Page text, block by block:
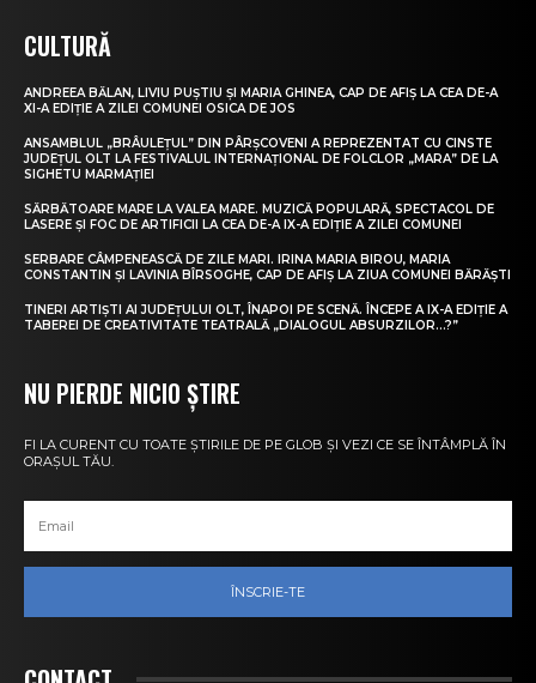
CULTURĂ
ANDREEA BĂLAN, LIVIU PUȘTIU ȘI MARIA GHINEA, CAP DE AFIȘ LA CEA DE-A
XI-A EDIȚIE A ZILEI COMUNEI OSICA DE JOS
ANSAMBLUL „BRÂULEȚUL” DIN PÂRȘCOVENI A REPREZENTAT CU CINSTE
JUDEȚUL OLT LA FESTIVALUL INTERNAȚIONAL DE FOLCLOR „MARA” DE LA
SIGHETU MARMAȚIEI
SĂRBĂTOARE MARE LA VALEA MARE. MUZICĂ POPULARĂ, SPECTACOL DE
LASERE ȘI FOC DE ARTIFICII LA CEA DE-A IX-A EDIȚIE A ZILEI COMUNEI
SERBARE CÂMPENEASCĂ DE ZILE MARI. IRINA MARIA BIROU, MARIA
CONSTANTIN ȘI LAVINIA BÎRSOGHE, CAP DE AFIȘ LA ZIUA COMUNEI BĂRĂȘTI
TINERI ARTIȘTI AI JUDEȚULUI OLT, ÎNAPOI PE SCENĂ. ÎNCEPE A IX-A EDIȚIE A
TABEREI DE CREATIVITATE TEATRALĂ „DIALOGUL ABSURZILOR…?”
NU PIERDE NICIO ȘTIRE
FI LA CURENT CU TOATE ȘTIRILE DE PE GLOB ȘI VEZI CE SE ÎNTÂMPLĂ ÎN
ORAȘUL TĂU.
ÎNSCRIE-TE